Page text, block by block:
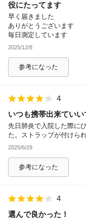
役にたってます
早く届きました
ありがとうございます
毎日測定しています
2025/12/8
参考になった
4
いつも携帯出来ていい
先日肺炎で入院した際に
た。ストラップが付けら
2025/6/29
参考になった
4
選んで良かった！